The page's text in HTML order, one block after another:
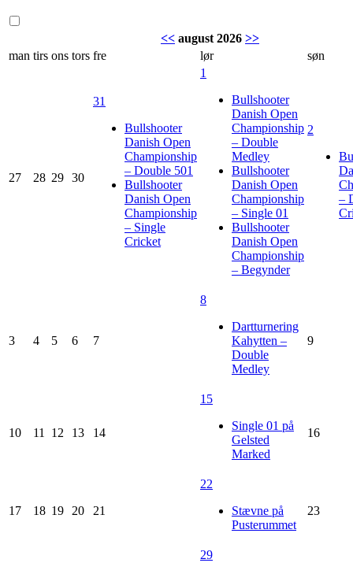
<< august 2026 >>
man tirs ons tors fre lør søn
27 28 29 30
31
Bullshooter
Danish Open
Championship
– Double 501
Bullshooter
Danish Open
Championship
– Single
Cricket
1
Bullshooter
Danish Open
Championship
– Double
Medley
Bullshooter
Danish Open
Championship
– Single 01
Bullshooter
Danish Open
Championship
– Begynder
2
–
3 4 5 6 7
8
Dartturnering
Kahytten –
Double
Medley
9
10 11 12 13 14
15
Single 01 på
Gelsted
Marked
16
17 18 19 20 21
22
Stævne på
Pusterummet
23
29